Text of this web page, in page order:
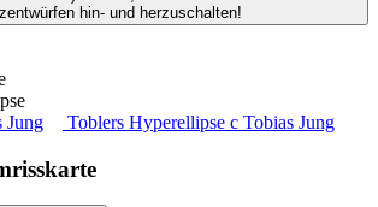
hin- und herzuschalten!
Jung Toblers Hyperellipse c Tobias Jung